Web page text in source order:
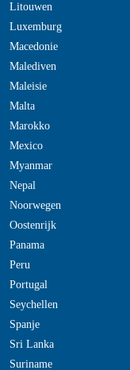
Litouwen
Luxemburg
Macedonie
Malediven
Maleisie
Malta
Marokko
Mexico
Myanmar
Nepal
Noorwegen
Oostenrijk
Panama
Peru
Portugal
Seychellen
Spanje
Sri Lanka
Suriname